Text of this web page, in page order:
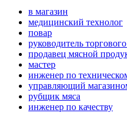
в магазин
медицинский технолог
повар
руководитель торгового
продавец мясной
мастер
инженер по
управляющий
рубщик мяса
инженер по качеству